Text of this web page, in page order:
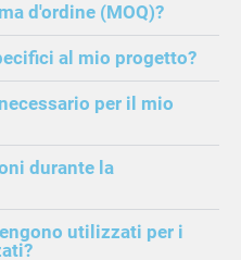
d'ordine (MOQ)?
al mio progetto?
per il mio
durante la
utilizzati per i